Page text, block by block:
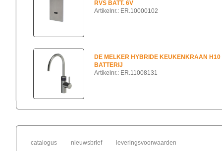
RVS BATT. 6V
Artikelnr.: ER.10000102
DE MELKER HYBRIDE KEUKENKRAAN H10
BATTERIJ
Artikelnr.: ER.11008131
catalogus nieuwsbrief leveringsvoorwaarden